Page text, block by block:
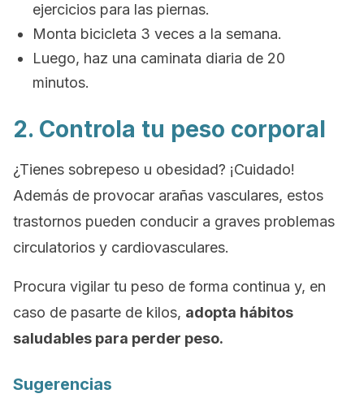
ejercicios para las piernas.
Monta bicicleta 3 veces a la semana.
Luego, haz una caminata diaria de 20
minutos.
2. Controla tu peso corporal
¿Tienes sobrepeso u obesidad? ¡Cuidado!
Además de provocar arañas vasculares, estos
trastornos pueden conducir a graves problemas
circulatorios y cardiovasculares.
Procura vigilar tu peso de forma continua y, en
caso de pasarte de kilos, adopta hábitos
saludables para perder peso.
Sugerencias